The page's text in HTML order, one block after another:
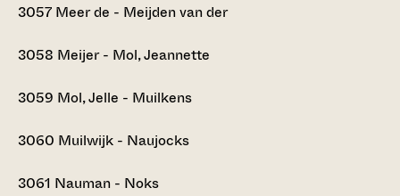
3057 Meer de - Meijden van der
3058 Meijer - Mol, Jeannette
3059 Mol, Jelle - Muilkens
3060 Muilwijk - Naujocks
3061 Nauman - Noks